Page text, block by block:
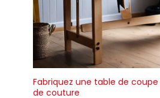
Fabriquez une table de
de couture